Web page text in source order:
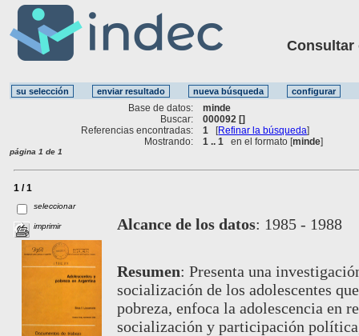
Consultar
Base de datos:
minde
Buscar:
000092 []
Referencias encontradas:
1 [Refinar la búsqueda]
Mostrando:
1 .. 1 en el formato [minde]
página 1 de 1
1 / 1
seleccionar
imprimir Alcance de los datos: 1985 - 1988
Resumen: Presenta una
socialización de los adolescentes
pobreza, enfoca la adolescencia en
socialización y participación